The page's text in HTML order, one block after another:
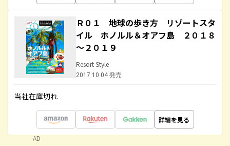
Ｒ０１ 地球の歩き方 リゾートスタ
イル ホノルル＆オアフ島 ２０１８
～２０１９
Resort Style
2017.10.04 発売
当社在庫切れ
詳細を見る
AD